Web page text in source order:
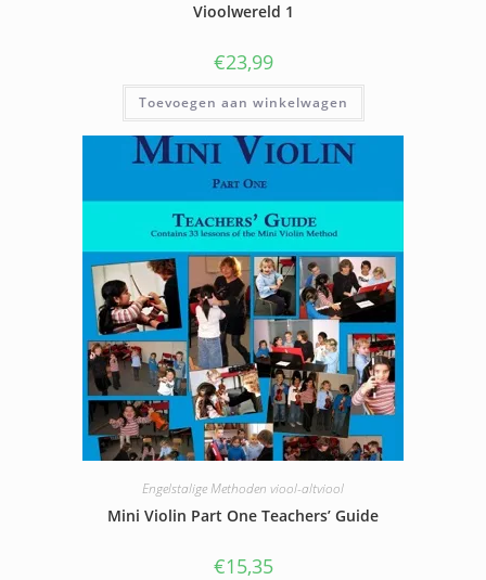
Vioolwereld 1
€23,99
Toevoegen aan winkelwagen
Engelstalige Methoden viool-altviool
Mini Violin Part One Teachers’ Guide
€15,35